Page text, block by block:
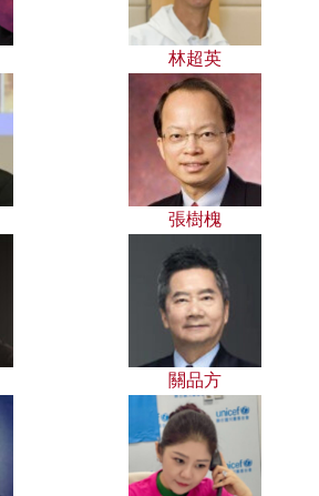
林超英
張樹槐
關品方